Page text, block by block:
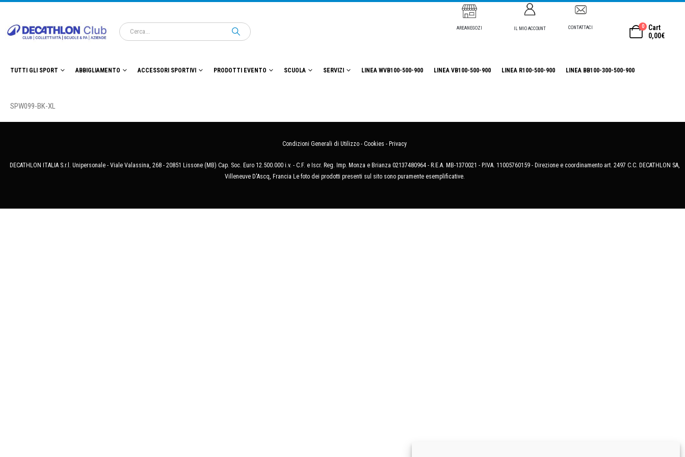
AREANEGOZI IL MIO ACCOUNT CONTATTACI 0
Cart
0,00€
TUTTI GLI SPORT ABBIGLIAMENTO ACCESSORI SPORTIVI PRODOTTI EVENTO SCUOLA SERVIZI LINEA WVB100-500-900 LINEA VB100-500-900 LINEA R100-500-900 LINEA BB100-300-500-900
SPW099-BK-XL
Condizioni Generali di Utilizzo - Cookies - Privacy
DECATHLON ITALIA S.r.l. Unipersonale - Viale Valassina, 268 - 20851 Lissone (MB) Cap. Soc. Euro 12.500.000 i.v. - C.F. e Iscr. Reg. Imp. Monza e Brianza 02137480964 - R.E.A. MB-1370021 - P.IVA. 11005760159 - Direzione e coordinamento art. 2497 C.C. DECATHLON SA,
Villeneuve D'Ascq, Francia Le foto dei prodotti presenti sul sito sono puramente esemplificative.